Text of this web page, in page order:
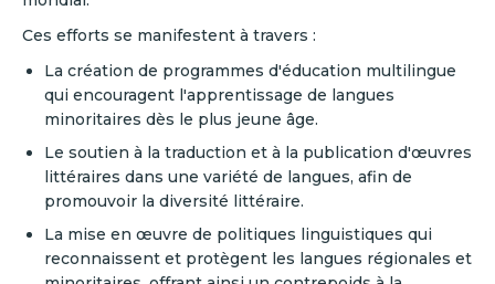
Ces efforts se manifestent à travers :
La création de programmes d'éducation multilingue
qui encouragent l'apprentissage de langues
minoritaires dès le plus jeune âge.
Le soutien à la traduction et à la publication d'œuvres
littéraires dans une variété de langues, afin de
promouvoir la diversité littéraire.
La mise en œuvre de politiques linguistiques qui
reconnaissent et protègent les langues régionales et